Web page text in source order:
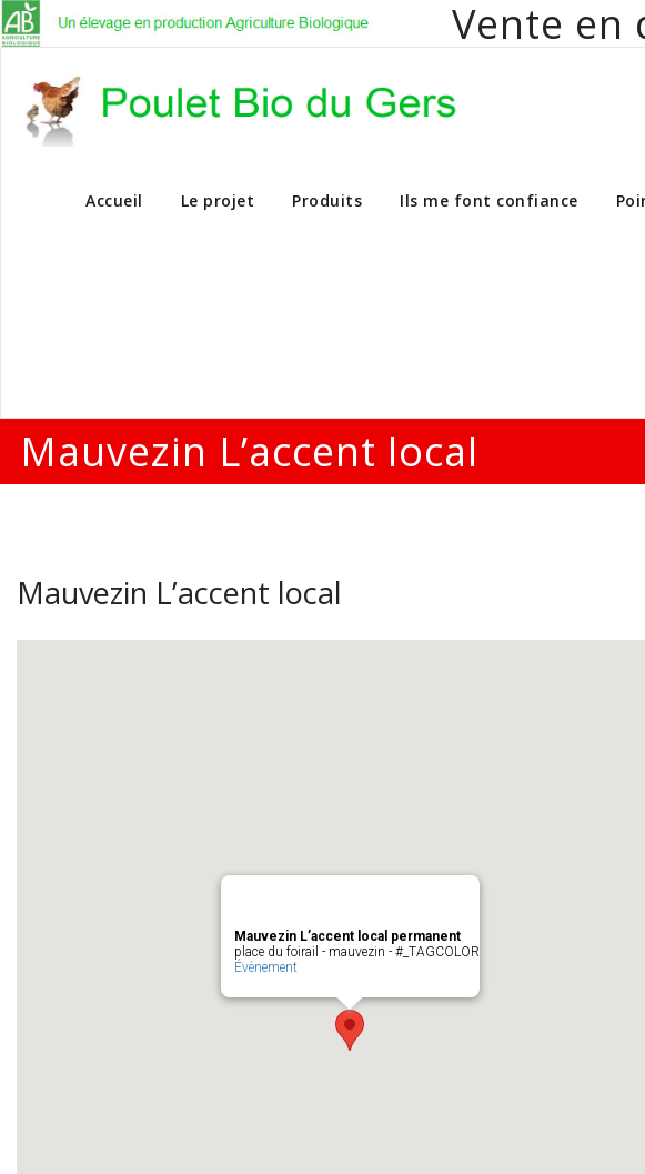
Vente en
Vente en direct de
Accueil Le projet Produits Ils me font confiance
Mauvezin L’accent local
Mauvezin L’accent local
Mauvezin L’accent local permanent
place du foirail - mauvezin - #_TAGCOLOR
Évènement